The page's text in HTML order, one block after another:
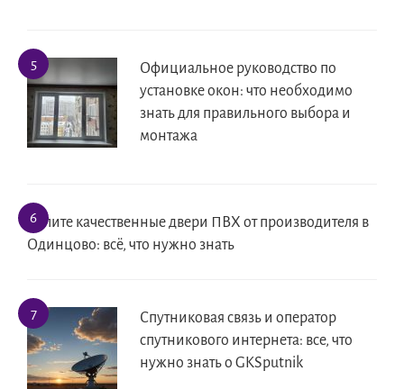
Официальное руководство по
установке окон: что необходимо
знать для правильного выбора и
монтажа
Купите качественные двери ПВХ от производителя в
Одинцово: всё, что нужно знать
Спутниковая связь и оператор
спутникового интернета: все, что
нужно знать о GKSputnik